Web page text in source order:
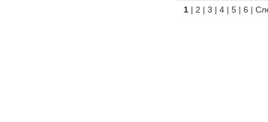
1 | 2 | 3 | 4 | 5 | 6 |